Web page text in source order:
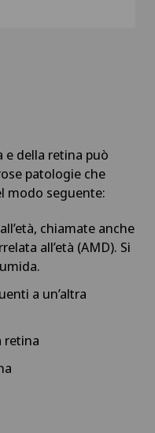
prostatico)
della retina può
patologie che
modo seguente:
chiamate anche
all’età (AMD). Si
a un’altra
retina